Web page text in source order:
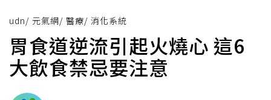
udn/ 元氣網/ 醫療/ 消化系統
胃食道逆流引起火燒心 這6
大飲食禁忌要注意